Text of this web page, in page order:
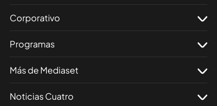
Corporativo
Programas
Más de Mediaset
Noticias Cuatro